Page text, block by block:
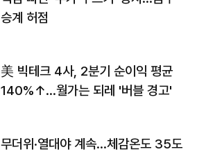
승계 허점
美 빅테크 4사, 2분기 순이익 평균
140%↑…월가는 되레 '버블 경고'
무더위·열대야 계속…체감온도 35도